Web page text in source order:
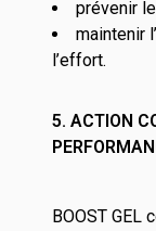
prévenir
maintenir
l’effort.
5. ACTION
BOOST GEL